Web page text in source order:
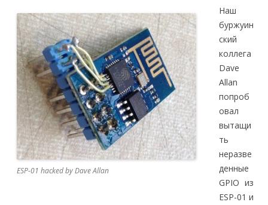
ESP-01 hacked by Dave Allan
Наш
буржуин
ский
коллега
Dave
Allan
попроб
овал
вытащи
ть
неразве
денные
GPIO из
ESP-01 и